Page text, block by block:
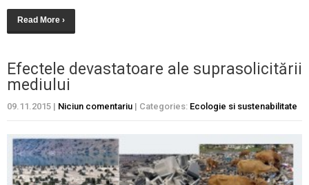
Read More ›
Efectele devastatoare ale suprasolicitării
mediului
09.11.2015 | Niciun comentariu | Categories: Ecologie si sustenabilitate